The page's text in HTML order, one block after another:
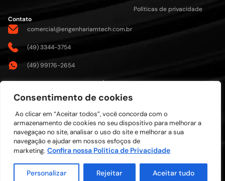
Consentimento de cookies
Ao clicar em “Aceitar todos”, você concorda com o
armazenamento de cookies no seu dispositivo para melhorar a
navegaçao no site, analisar o uso do site e melhorar a sua
navegação e ajudar em nossos esfoços de
marketing. Confira nossa Política de Privacidade
Personalizar Rejeitar Aceitar tudo
Políticas de privacidade
Contato
comercial@engenhariamtech.com.br
(49) 3344-3754
(49) 99176-2654
Rua Valdemar Pianta, 150 Área Industrial São Lourenço do Oeste -
Desenvolvido por:
©2026 MTECH INDUSTRIA DE
ESTRUTURAS METALICAS LTDA –
Todos Direitos Reservados | Rua
Valdemar Pianta, 150 Área
Industrial São Lourenço do Oeste –
SC CEP: 89990-000 | CNPJ:
16.709.839/0001-33